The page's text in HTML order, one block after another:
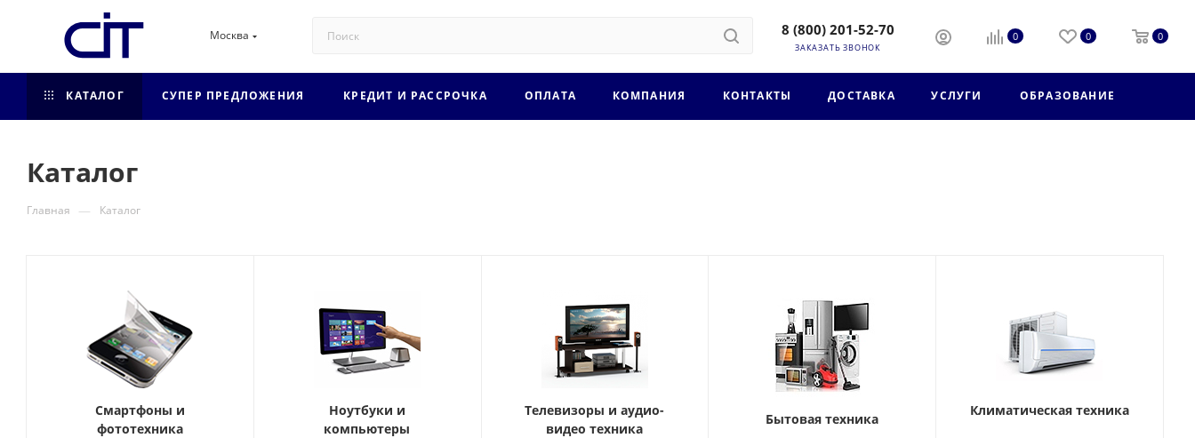
Москва 8 (800) 201-52-70
ЗАКАЗАТЬ ЗВОНОК
0 0 0
КАТАЛОГ СУПЕР ПРЕДЛОЖЕНИЯ КРЕДИТ И РАССРОЧКА ОПЛАТА КОМПАНИЯ КОНТАКТЫ ДОСТАВКА УСЛУГИ ОБРАЗОВАНИЕ
Каталог
Главная — Каталог
Смартфоны и
фототехника
Ноутбуки и
компьютеры
Телевизоры и аудио-
видео техника
Бытовая техника
Климатическая техника